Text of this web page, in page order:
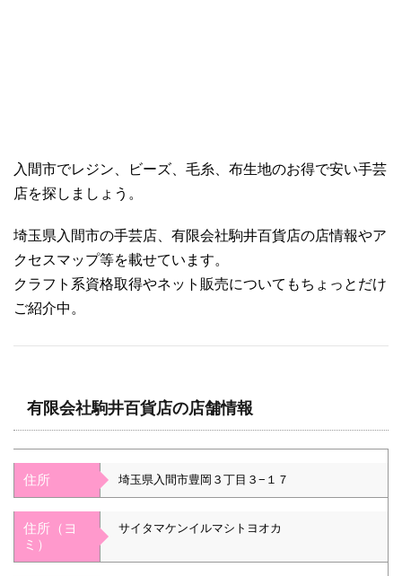
入間市でレジン、ビーズ、毛糸、布生地のお得で安い手芸
店を探しましょう。
埼玉県入間市の手芸店、有限会社駒井百貨店の店情報やア
クセスマップ等を載せています。
クラフト系資格取得やネット販売についてもちょっとだけ
ご紹介中。
有限会社駒井百貨店の店舗情報
住所 埼玉県入間市豊岡３丁目３−１７
住所（ヨ
ミ）
サイタマケンイルマシトヨオカ